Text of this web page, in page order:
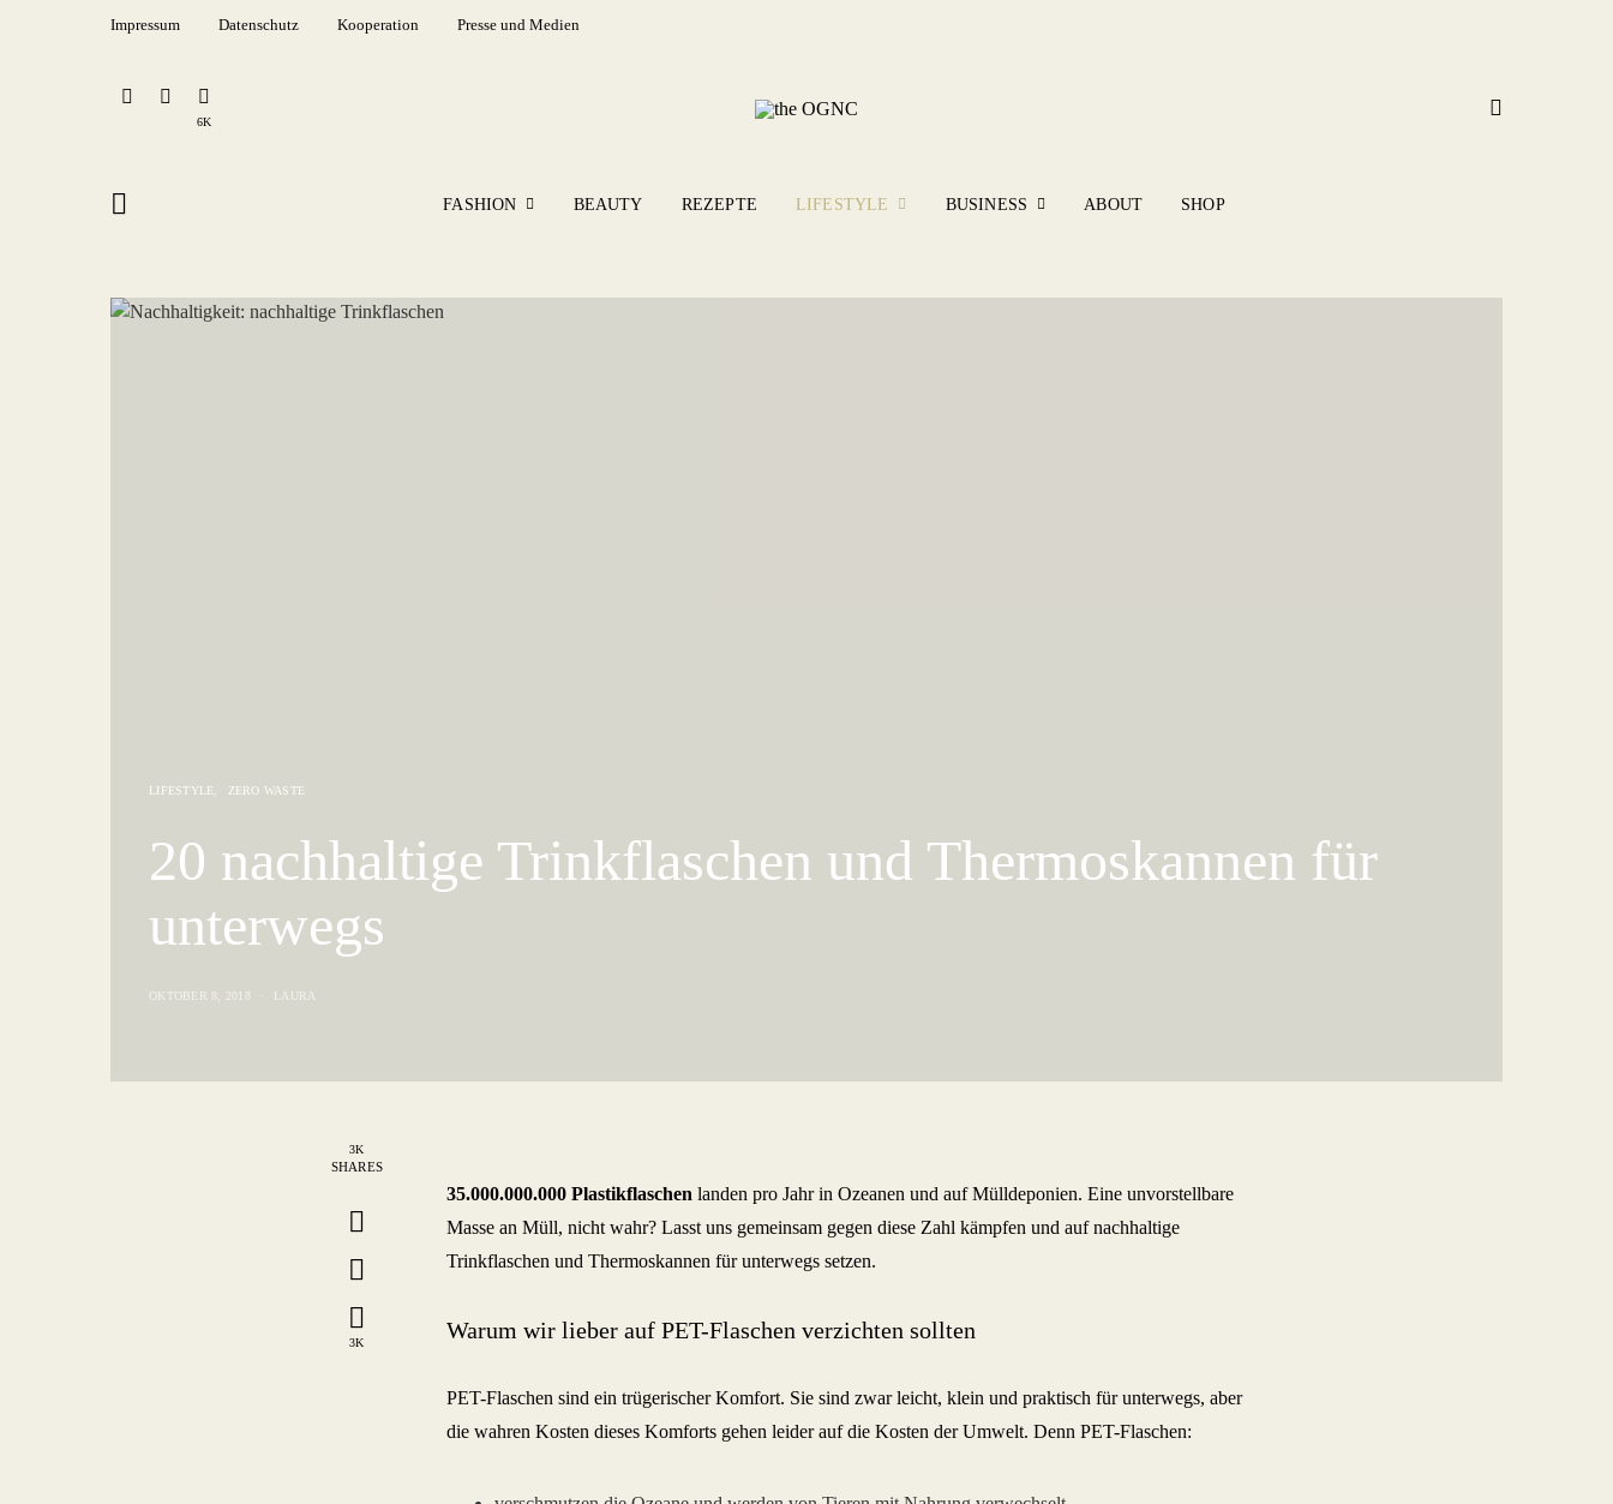
Impressum Datenschutz Kooperation Presse und Medien
6K
FASHION BEAUTY REZEPTE LIFESTYLE BUSINESS ABOUT SHOP
LIFESTYLE ZERO WASTE
20 nachhaltige Trinkflaschen und Thermoskannen für
unterwegs
OKTOBER 8, 2018 LAURA
3K
SHARES
3K
35.000.000.000 Plastikflaschen landen pro Jahr in Ozeanen und auf Mülldeponien. Eine unvorstellbare
Masse an Müll, nicht wahr? Lasst uns gemeinsam gegen diese Zahl kämpfen und auf nachhaltige
Trinkflaschen und Thermoskannen für unterwegs setzen.
Warum wir lieber auf PET-Flaschen verzichten sollten
PET-Flaschen sind ein trügerischer Komfort. Sie sind zwar leicht, klein und praktisch für unterwegs, aber
die wahren Kosten dieses Komforts gehen leider auf die Kosten der Umwelt. Denn PET-Flaschen: